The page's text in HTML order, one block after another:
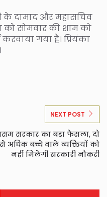
के दामाद और महासचिव
को सोमवार की शाम को
गया है। प्रियंका
NEXT POST
सरकार का बड़ा फैसला, दो
से अधिक बच्चे वाले व्यक्तियों को
नहीं मिलेगी सरकारी नौकरी